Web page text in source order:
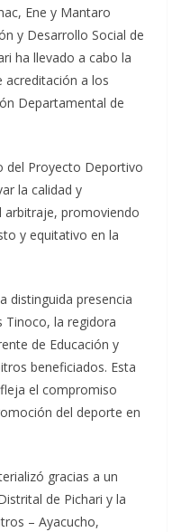
Ene y Mantaro
y Desarrollo Social de
ha llevado a cabo la
acreditación a los
Departamental de
del Proyecto Deportivo
la calidad y
promoviendo
y equitativo en la
distinguida presencia
Tinoco, la regidora
de Educación y
beneficiados. Esta
el compromiso
del deporte en
gracias a un
de Pichari y la
– Ayacucho,